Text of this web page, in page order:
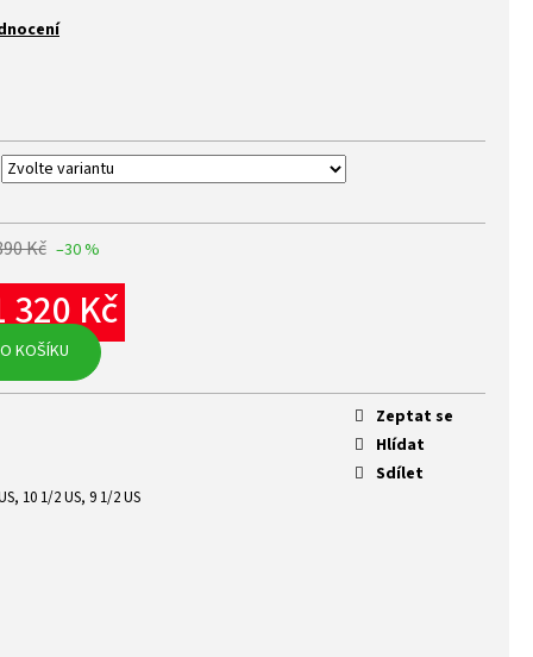
Kč –30 %
320 Kč
KOŠÍKU
10 1/2 US, 9 1/2 US
Zeptat se
Hlídat
Sdílet